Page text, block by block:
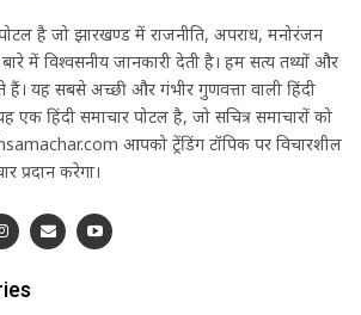
है जो झारखण्ड में राजनीति, अपराध, मनोरंजन
में विश्वसनीय जानकारी देती है। हम सत्य तथ्यों और
यह सबसे अच्छी और गंभीर गुणवत्ता वाली हिंदी
एक हिंदी समाचार पोर्टल है, जो सचित्र समाचारों को
आपको ट्रेंडिंग टॉपिक पर विचारशील
प्रदान करेगा।